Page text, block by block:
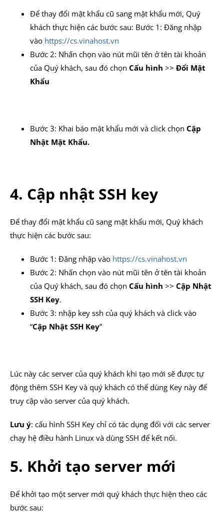
Để thay đổi mật khẩu cũ sang mật khẩu mới, Quý
khách thực hiện các bước sau: Bước 1: Đăng nhập
vào https://cs.vinahost.vn
Bước 2: Nhấn chọn vào nút mũi tên ở tên tài khoản
của Quý khách, sau đó chọn Cấu hình >> Đổi Mật
Khẩu
Bước 3: Khai báo mật khẩu mới và click chọn Cập
Nhật Mật Khẩu.
4. Cập nhật SSH key
Để thay đổi mật khẩu cũ sang mật khẩu mới, Quý khách
thực hiện các bước sau:
Bước 1: Đăng nhập vào https://cs.vinahost.vn
Bước 2: Nhấn chọn vào nút mũi tên ở tên tài khoản
của Quý khách, sau đó chọn Cấu hình >> Cập Nhật
SSH Key.
Bước 3: nhập key ssh của quý khách và click vào
“Cập Nhật SSH Key”
Lúc này các server của quý khách khi tạo mới sẽ được tự
động thêm SSH Key và quý khách có thể dùng Key này để
truy cập vào server của quý khách.
Lưu ý: cấu hình SSH Key chỉ có tác dụng đối với các server
chạy hệ điều hành Linux và dùng SSH để kết nối.
5. Khởi tạo server mới
Để khởi tạo một server mới quý khách thực hiện theo các
bước sau: